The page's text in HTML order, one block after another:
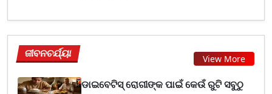
ଜୀବନଚର୍ଯ୍ୟା View More
ଡାଇବେଟିସ୍ ରୋଗୀଙ୍କ ପାଇଁ କେଉଁ ରୁଟି ସବୁଠୁ